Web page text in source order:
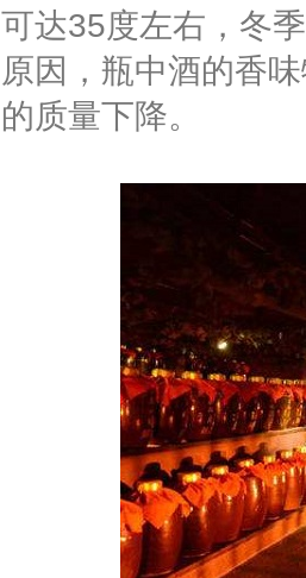
可达35度左右，冬
原因，瓶中酒的香
的质量下降。